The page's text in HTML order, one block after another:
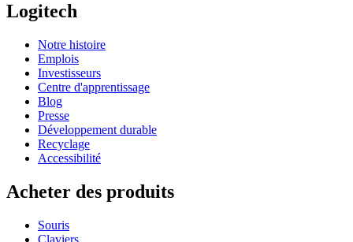
Logitech
Notre histoire
Emplois
Investisseurs
Centre d'apprentissage
Blog
Presse
Développement durable
Recyclage
Accessibilité
Acheter des produits
Souris
Claviers